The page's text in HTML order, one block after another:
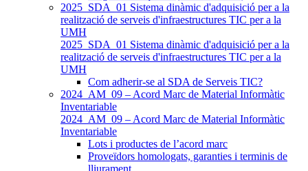
2025_SDA_01 Sistema dinàmic d'adquisició per a la
realització de serveis d'infraestructures TIC per a la
UMH
2025_SDA_01 Sistema dinàmic d'adquisició per a la
realització de serveis d'infraestructures TIC per a la
UMH
Com adherir-se al SDA de Serveis TIC?
2024_AM_09 – Acord Marc de Material Informàtic
Inventariable
2024_AM_09 – Acord Marc de Material Informàtic
Inventariable
Lots i productes de l’acord marc
Proveïdors homologats, garanties i terminis de
lliurament